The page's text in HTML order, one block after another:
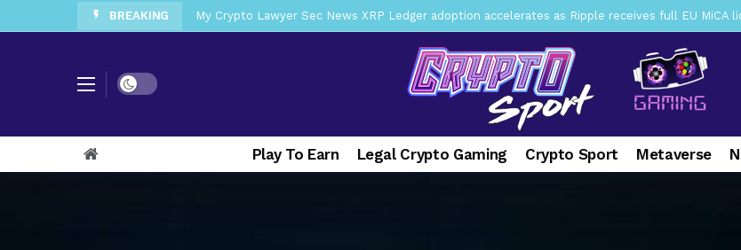
BREAKING My Crypto Lawyer Sec Cryptocurrency SEC Establishes Financial Reporting and Accounting Unit
My Crypto Lawyer Sec Speeches Cryptocurrency Restoring Regulatory Clarity: Statement on
My Crypto Lawyer Sec News Cynthia Lummis sets Trump condition for CLARITY Act passage
My Crypto Lawyer Sec News Rusia envía a prisión al fundador de BitRiver por presunto fraude
My Crypto Lawyer Sec Cryptocurrency SEC Announces Continuation of Small Business
My Crypto Lawyer Sec Speeches Cryptocurrency Update on the SEC’s Work Toward Treasury
Dark mode
Play To Earn Legal Crypto Gaming Crypto Sport Metaverse